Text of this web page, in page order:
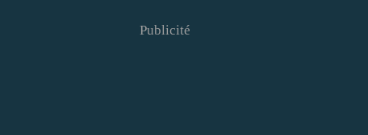
Publicité